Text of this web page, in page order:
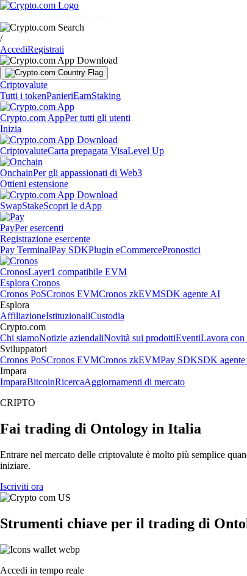
/
AccediRegistrati
Criptovalute
Tutti i tokenPanieriEarnStaking
Crypto.com AppPer tutti gli utenti
Inizia
CriptovaluteCarta prepagata VisaLevel Up
OnchainPer gli appassionati di Web3
Ottieni estensione
SwapStakeScopri le dApp
PayPer esercenti
Registrazione esercente
Pay TerminalPay SDKPlugin eCommercePronostici
CronosLayer1 compatibile EVM
Esplora Cronos
Cronos PoSCronos EVMCronos zkEVMSDK agente AI
Esplora
AffiliazioneIstituzionaliCustodia
Crypto.com
Chi siamoNotizie aziendaliNovità sui prodottiEventiLavora con
Sviluppatori
Cronos PoSCronos EVMCronos zkEVMPay SDKSDK
Impara
ImparaBitcoinRicercaAggiornamenti di mercato
CRIPTO
Fai trading di Ontology in Italia
Entrare nel mercato delle criptovalute è molto più semplice
iniziare.
Iscriviti ora
Strumenti chiave per il trading di
Accedi in tempo reale